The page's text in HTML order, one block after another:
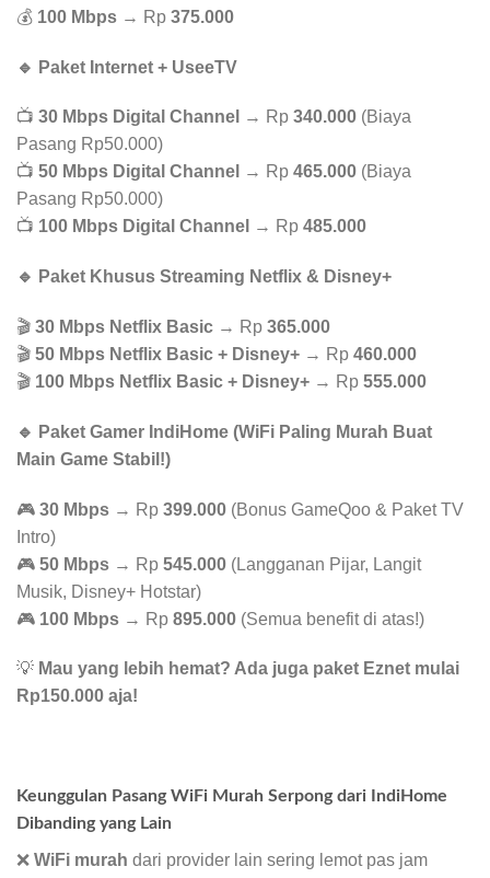
💰 100 Mbps → Rp 375.000
🔹 Paket Internet + UseeTV
📺 30 Mbps Digital Channel → Rp 340.000 (Biaya
Pasang Rp50.000)
📺 50 Mbps Digital Channel → Rp 465.000 (Biaya
Pasang Rp50.000)
📺 100 Mbps Digital Channel → Rp 485.000
🔹 Paket Khusus Streaming Netflix & Disney+
🎬 30 Mbps Netflix Basic → Rp 365.000
🎬 50 Mbps Netflix Basic + Disney+ → Rp 460.000
🎬 100 Mbps Netflix Basic + Disney+ → Rp 555.000
🔹 Paket Gamer IndiHome (WiFi Paling Murah Buat
Main Game Stabil!)
🎮 30 Mbps → Rp 399.000 (Bonus GameQoo & Paket TV
Intro)
🎮 50 Mbps → Rp 545.000 (Langganan Pijar, Langit
Musik, Disney+ Hotstar)
🎮 100 Mbps → Rp 895.000 (Semua benefit di atas!)
💡 Mau yang lebih hemat? Ada juga paket Eznet mulai
Rp150.000 aja!
Keunggulan Pasang WiFi Murah Serpong dari IndiHome
Dibanding yang Lain
❌ WiFi murah dari provider lain sering lemot pas jam